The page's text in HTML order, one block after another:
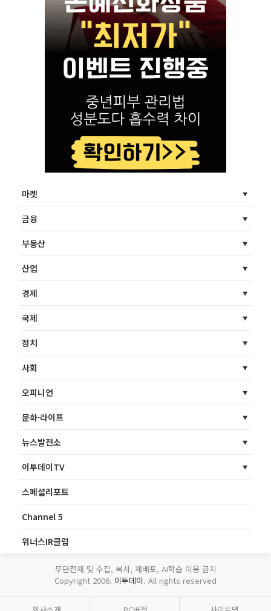
마켓
금융
부동산
산업
경제
국제
정치
사회
오피니언
문화·라이프
뉴스발전소
이투데이TV
스페셜리포트
Channel 5
위너스IR클럽
무단전재 및 수집, 복사, 재배포, AI학습 이용 금지
Copyright 2006. 이투데이. All rights reserved